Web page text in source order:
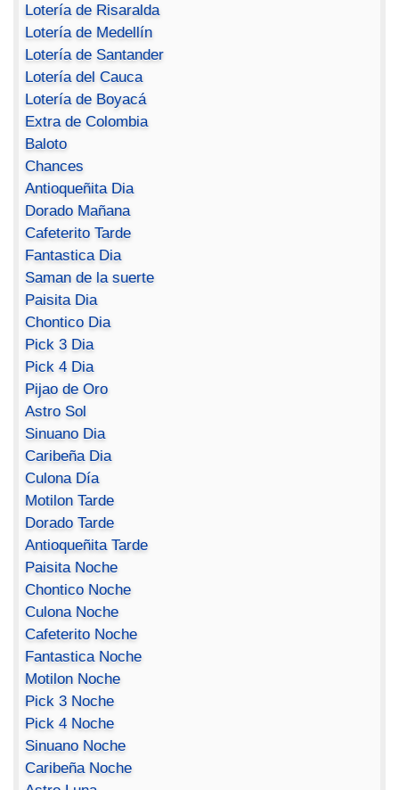
Lotería de Risaralda
Lotería de Medellín
Lotería de Santander
Lotería del Cauca
Lotería de Boyacá
Extra de Colombia
Baloto
Chances
Antioqueñita Dia
Dorado Mañana
Cafeterito Tarde
Fantastica Dia
Saman de la suerte
Paisita Dia
Chontico Dia
Pick 3 Dia
Pick 4 Dia
Pijao de Oro
Astro Sol
Sinuano Dia
Caribeña Dia
Culona Día
Motilon Tarde
Dorado Tarde
Antioqueñita Tarde
Paisita Noche
Chontico Noche
Culona Noche
Cafeterito Noche
Fantastica Noche
Motilon Noche
Pick 3 Noche
Pick 4 Noche
Sinuano Noche
Caribeña Noche